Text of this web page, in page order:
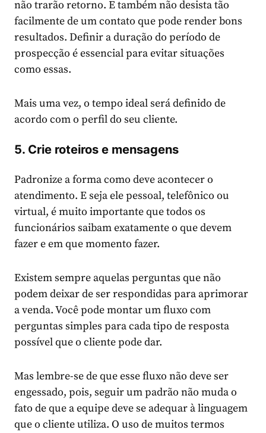
não trarão retorno. E também não desista tão
facilmente de um contato que pode render bons
resultados. Definir a duração do período de
prospecção é essencial para evitar situações
como essas.
Mais uma vez, o tempo ideal será definido de
acordo com o perfil do seu cliente.
5. Crie roteiros e mensagens
Padronize a forma como deve acontecer o
atendimento. E seja ele pessoal, telefônico ou
virtual, é muito importante que todos os
funcionários saibam exatamente o que devem
fazer e em que momento fazer.
Existem sempre aquelas perguntas que não
podem deixar de ser respondidas para aprimorar
a venda. Você pode montar um fluxo com
perguntas simples para cada tipo de resposta
possível que o cliente pode dar.
Mas lembre-se de que esse fluxo não deve ser
engessado, pois, seguir um padrão não muda o
fato de que a equipe deve se adequar à linguagem
que o cliente utiliza. O uso de muitos termos